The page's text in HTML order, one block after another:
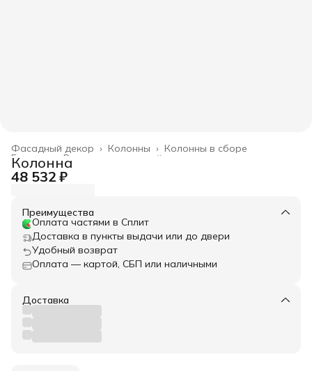
Колонны в сборе
Колонны ›
Фасадный декор ›
Весь архитектурный декор
Главная ›
Колонна
48 532 ₽
Преимущества
Оплата частями в Сплит
Доставка в пункты выдачи или до двери
Удобный возврат
Оплата — картой, СБП или наличными
Доставка